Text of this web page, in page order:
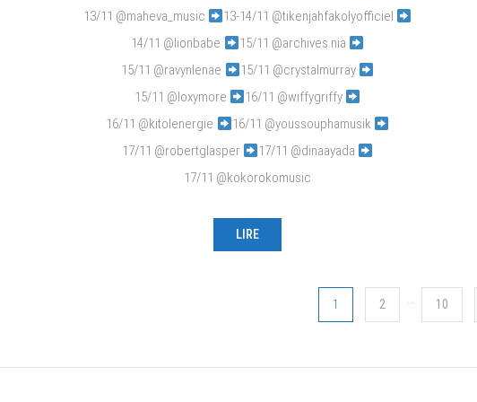
13/11 @maheva_music
13-14/11 @tikenjahfakolyofficiel
14/11 @lionbabe
15/11 @archives.nia
15/11 @ravynlenae
15/11 @crystalmurray
15/11 @loxymore
16/11 @wiffygriffy
16/11 @kitolenergie
16/11 @youssouphamusik
17/11 @robertglasper
17/11 @dinaayada
17/11 @kokorokomusic
LIRE
1 2 … 10